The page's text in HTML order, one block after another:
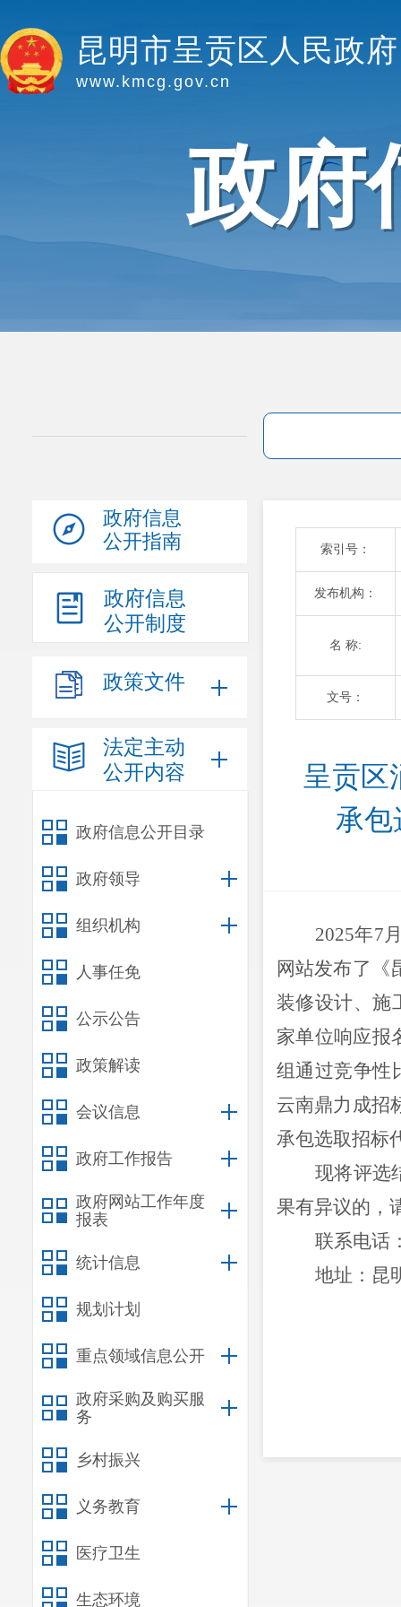
昆明市呈贡区人民政府
www.kmcg.gov.cn
政府
政府信息
公开指南
政府信息
公开制度
政策文件
法定主动
公开内容
政府信息公开目录
政府领导
组织机构
人事任免
公示公告
政策解读
会议信息
政府工作报告
政府网站工作年度
报表
统计信息
规划计划
重点领域信息公开
政府采购及购买服
务
乡村振兴
义务教育
医疗卫生
生态环境
索引号：
发布机构：
名 称:
文号：
呈贡区
承包
2025年7
网站发布了《
装修设计、施
家单位响应报
组通过竞争性
云南鼎力成招
承包选取招标
现将评选
果有异议的，
联系电话
地址：昆